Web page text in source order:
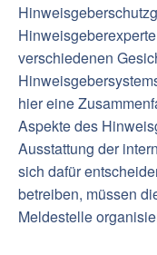
verschiedenen
hier eine
Aspekte des
Ausstattung der
sich dafür
betreiben, müssen
Meldestelle